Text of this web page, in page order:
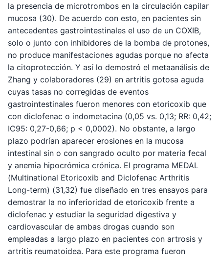
la presencia de microtrombos en la circulación capilar
mucosa (30). De acuerdo con esto, en pacientes sin
antecedentes gastrointestinales el uso de un COXIB,
solo o junto con inhibidores de la bomba de protones,
no produce manifestaciones agudas porque no afecta
la citoprotección. Y así lo demostró el metaanálisis de
Zhang y colaboradores (29) en artritis gotosa aguda
cuyas tasas no corregidas de eventos
gastrointestinales fueron menores con etoricoxib que
con diclofenac o indometacina (0,05 vs. 0,13; RR: 0,42;
IC95: 0,27-0,66; p < 0,0002). No obstante, a largo
plazo podrían aparecer erosiones en la mucosa
intestinal sin o con sangrado oculto por materia fecal
y anemia hipocrómica crónica. El programa MEDAL
(Multinational Etoricoxib and Diclofenac Arthritis
Long-term) (31,32) fue diseñado en tres ensayos para
demostrar la no inferioridad de etoricoxib frente a
diclofenac y estudiar la seguridad digestiva y
cardiovascular de ambas drogas cuando son
empleadas a largo plazo en pacientes con artrosis y
artritis reumatoidea. Para este programa fueron